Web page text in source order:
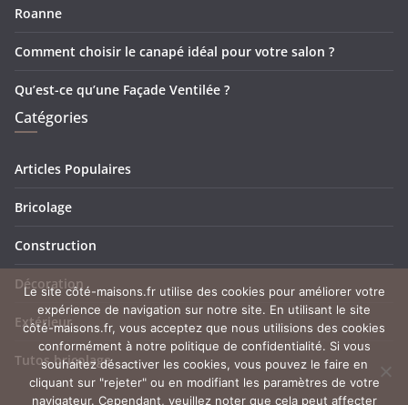
Roanne
Comment choisir le canapé idéal pour votre salon ?
Qu’est-ce qu’une Façade Ventilée ?
Catégories
Articles Populaires
Bricolage
Construction
Décoration
Extérieur
Tutos bricolage
Le site côté-maisons.fr utilise des cookies pour améliorer votre
expérience de navigation sur notre site. En utilisant le site
côté-maisons.fr, vous acceptez que nous utilisions des cookies
conformément à notre politique de confidentialité. Si vous
souhaitez désactiver les cookies, vous pouvez le faire en
cliquant sur "rejeter" ou en modifiant les paramètres de votre
navigateur. Cependant, veuillez noter que cela peut affecter